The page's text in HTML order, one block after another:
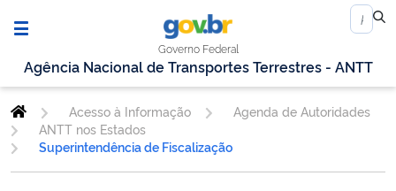
Governo Federal
Agência Nacional de Transportes Terrestres - ANTT
Acesso à Informação
Agenda de Autoridades
ANTT nos Estados
Superintendência de Fiscalização